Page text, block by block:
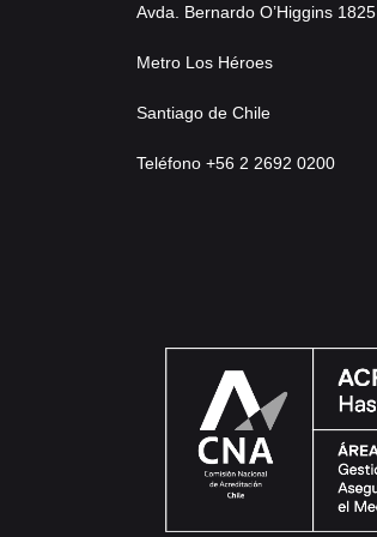
Avda. Bernardo O’Higgins 1825
Metro Los Héroes
Santiago de Chile
Teléfono +56 2 2692 0200